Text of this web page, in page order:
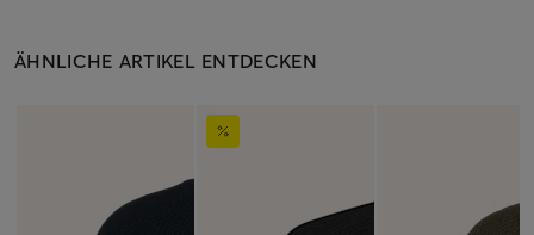
ÄHNLICHE ARTIKEL ENTDECKEN